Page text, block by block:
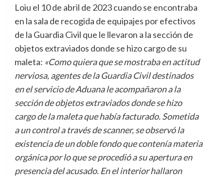
Loiu el 10 de abril de 2023 cuando se encontraba
en la sala de recogida de equipajes por efectivos
de la Guardia Civil que le llevaron a la sección de
objetos extraviados donde se hizo cargo de su
maleta: «Como quiera que se mostraba en actitud
nerviosa, agentes de la Guardia Civil destinados
en el servicio de Aduana le acompañaron a la
sección de objetos extraviados donde se hizo
cargo de la maleta que había facturado. Sometida
a un control a través de scanner, se observó la
existencia de un doble fondo que contenía materia
orgánica por lo que se procedió a su apertura en
presencia del acusado. En el interior hallaron